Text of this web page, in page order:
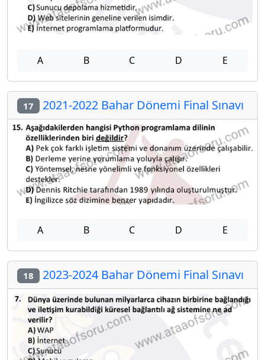
A B C D E
17 2021-2022 Bahar Dönemi Final Sınavı
A B C D E
18 2023-2024 Bahar Dönemi Final Sınavı